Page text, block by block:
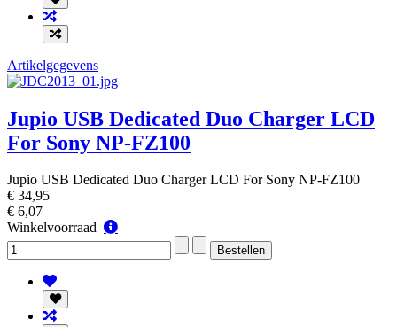
Artikelgegevens
Jupio USB Dedicated Duo Charger LCD
For Sony NP-FZ100
Jupio USB Dedicated Duo Charger LCD For Sony NP-FZ100
€ 34,95
€ 6,07
Winkelvoorraad
Winkelvoorraad